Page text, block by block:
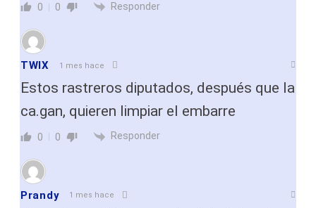
0 0 Responder
TWIX 1 mes hace
Estos rastreros diputados, después que la
ca.gan, quieren limpiar el embarre
0 0 Responder
Prandy 1 mes hace